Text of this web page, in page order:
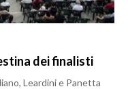
dei finalisti
Leardini e Panetta